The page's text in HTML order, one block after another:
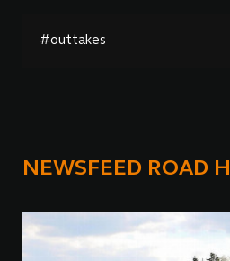
#outtakes
NEWSFEED ROAD